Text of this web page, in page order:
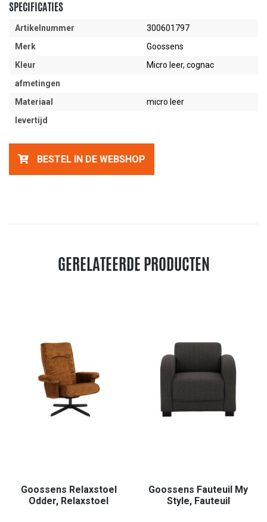
SPECIFICATIES
Artikelnummer
300601797
Merk
Goossens
Kleur
Micro leer, cognac
afmetingen
Materiaal
micro leer
levertijd
BESTEL IN DE WEBSHOP
GERELATEERDE PRODUCTEN
Goossens Relaxstoel
Odder, Relaxstoel
Goossens Fauteuil My
Style, Fauteuil